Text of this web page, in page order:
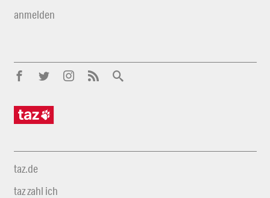
anmelden
taz.de
taz zahl ich